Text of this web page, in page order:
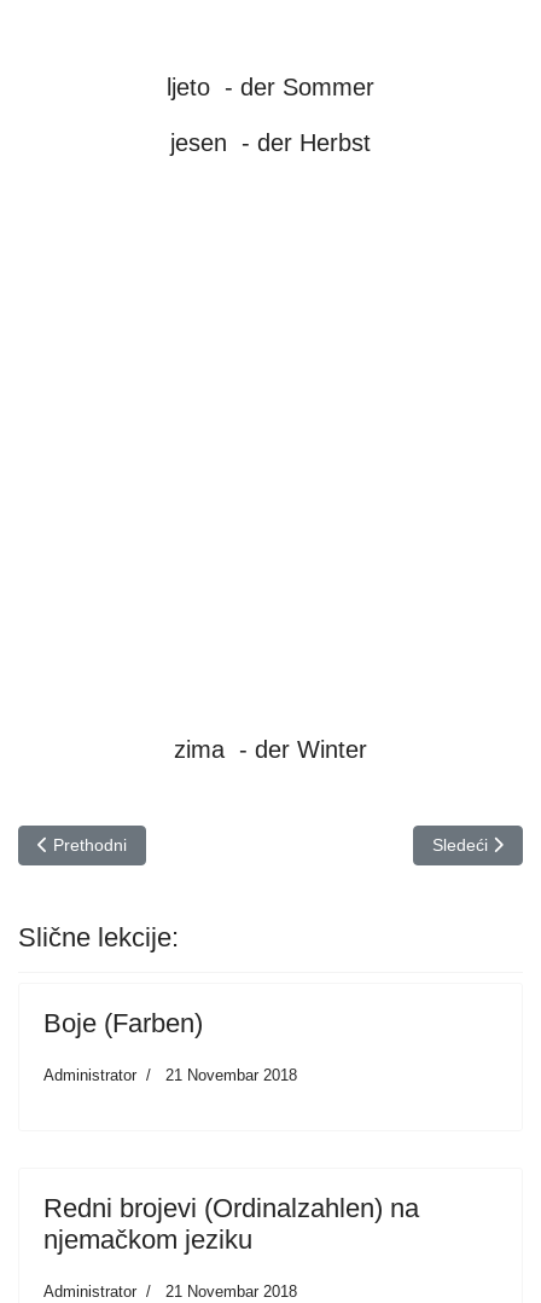
ljeto - der Sommer
jesen - der Herbst
zima - der Winter
Prethodni članak: Tijelo (Körper)
Prethodni Sledeći
Sledeći
Slične lekcije:
Boje (Farben)
Administrator 21 Novembar 2018
Redni brojevi (Ordinalzahlen) na
njemačkom jeziku
Administrator 21 Novembar 2018